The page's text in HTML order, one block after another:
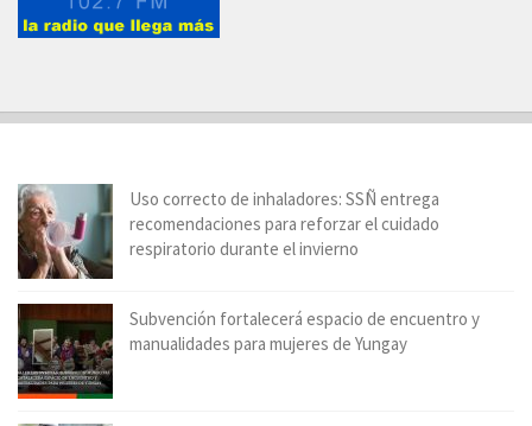
Uso correcto de inhaladores: SSÑ entrega
recomendaciones para reforzar el cuidado
respiratorio durante el invierno
Subvención fortalecerá espacio de encuentro y
manualidades para mujeres de Yungay